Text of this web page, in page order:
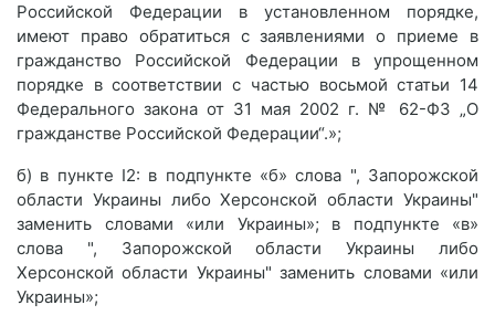
Российской Федерации в установленном порядке,
имеют право обратиться с заявлениями о приеме в
гражданство Российской Федерации в упрощенном
порядке в соответствии с частью восьмой статьи 14
Федерального закона от 31 мая 2002 г. № 62-ФЗ „О
гражданстве Российской Федерации“.»;
б) в пункте I2: в подпункте «б» слова ", Запорожской
области Украины либо Херсонской области Украины"
заменить словами «или Украины»; в подпункте «в»
слова ", Запорожской области Украины либо
Херсонской области Украины" заменить словами «или
Украины»;